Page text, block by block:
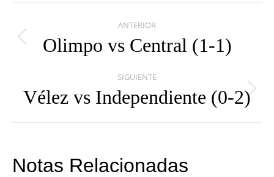
Navegación
entre
publicaciones
ANTERIOR
Publicación
Olimpo vs Central (1-1)
SIGUIENTE
Publicación
Vélez vs Independiente (0-2)
Notas Relacionadas